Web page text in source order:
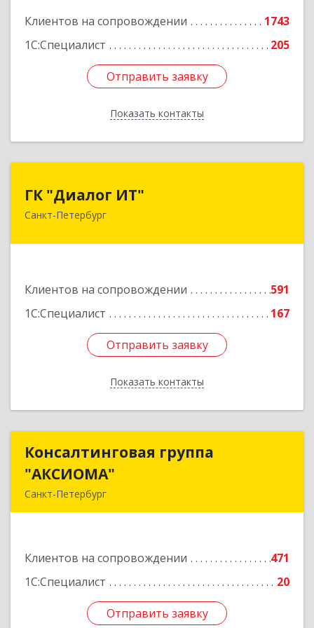
Клиентов на сопровождении
1743
1С:Специалист
205
Отправить заявку
Показать контакты
17часть, 44
Подробнее
Отправить заявку
Назад
ГК "Диалог ИТ"
Санкт-Петербург
Клиентов на сопровождении
591
1С:Специалист
167
Отправить заявку
Показать контакты
194100, Санкт-Петербург г, вн.тер.г.
Отправить заявку
Назад
Консалтинговая группа
"АКСИОМА"
Санкт-Петербург
Клиентов на сопровождении
471
1С:Специалист
20
Отправить заявку
Консалтинговая группа
Подробнее
Отправить заявку